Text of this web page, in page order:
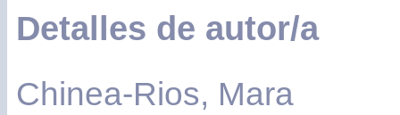
Detalles de autor/a
Chinea-Rios, Mara